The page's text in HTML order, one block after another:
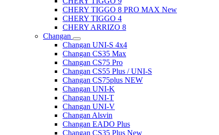
CHERY TIGGO 8 PRO MAX New
CHERY TIGGO 4
CHERY ARRIZO 8
Changan
Changan UNI-S 4x4
Changan CS35 Max
Changan CS75 Pro
Changan CS55 Plus / UNI-S
Changan CS75plus NEW
Changan UNI-K
Changan UNI-T
Changan UNI-V
Changan Alsvin
Changan EADO Plus
Changan CS35 Plus New